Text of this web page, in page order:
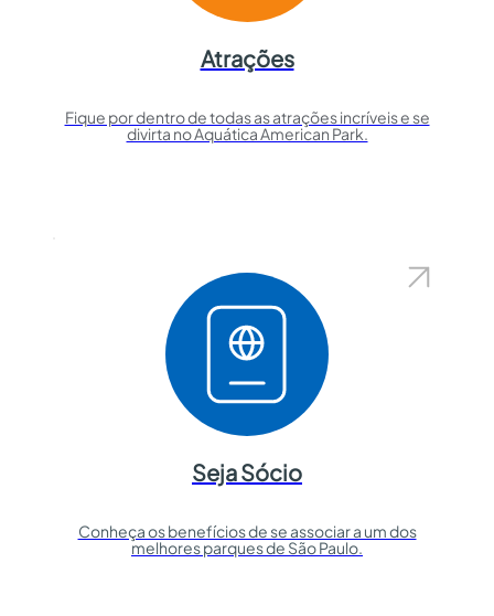
Atrações
Fique por dentro de todas as atrações incríveis e se
divirta no Aquática American Park.
Seja Sócio
Conheça os benefícios de se associar a um dos
melhores parques de São Paulo.